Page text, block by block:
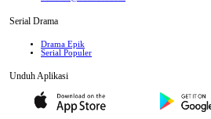
Serial Drama
Drama Epik
Serial Populer
Unduh Aplikasi